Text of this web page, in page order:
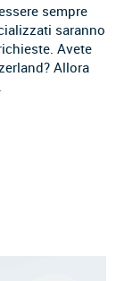
sempre
saranno
Avete
Allora